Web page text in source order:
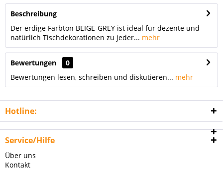
Beschreibung
Der erdige Farbton BEIGE-GREY ist ideal für dezente und
natürlich Tischdekorationen zu jeder... mehr
Bewertungen
0
Bewertungen lesen, schreiben und diskutieren... mehr
Hotline:
Service/Hilfe
Über uns
Kontakt